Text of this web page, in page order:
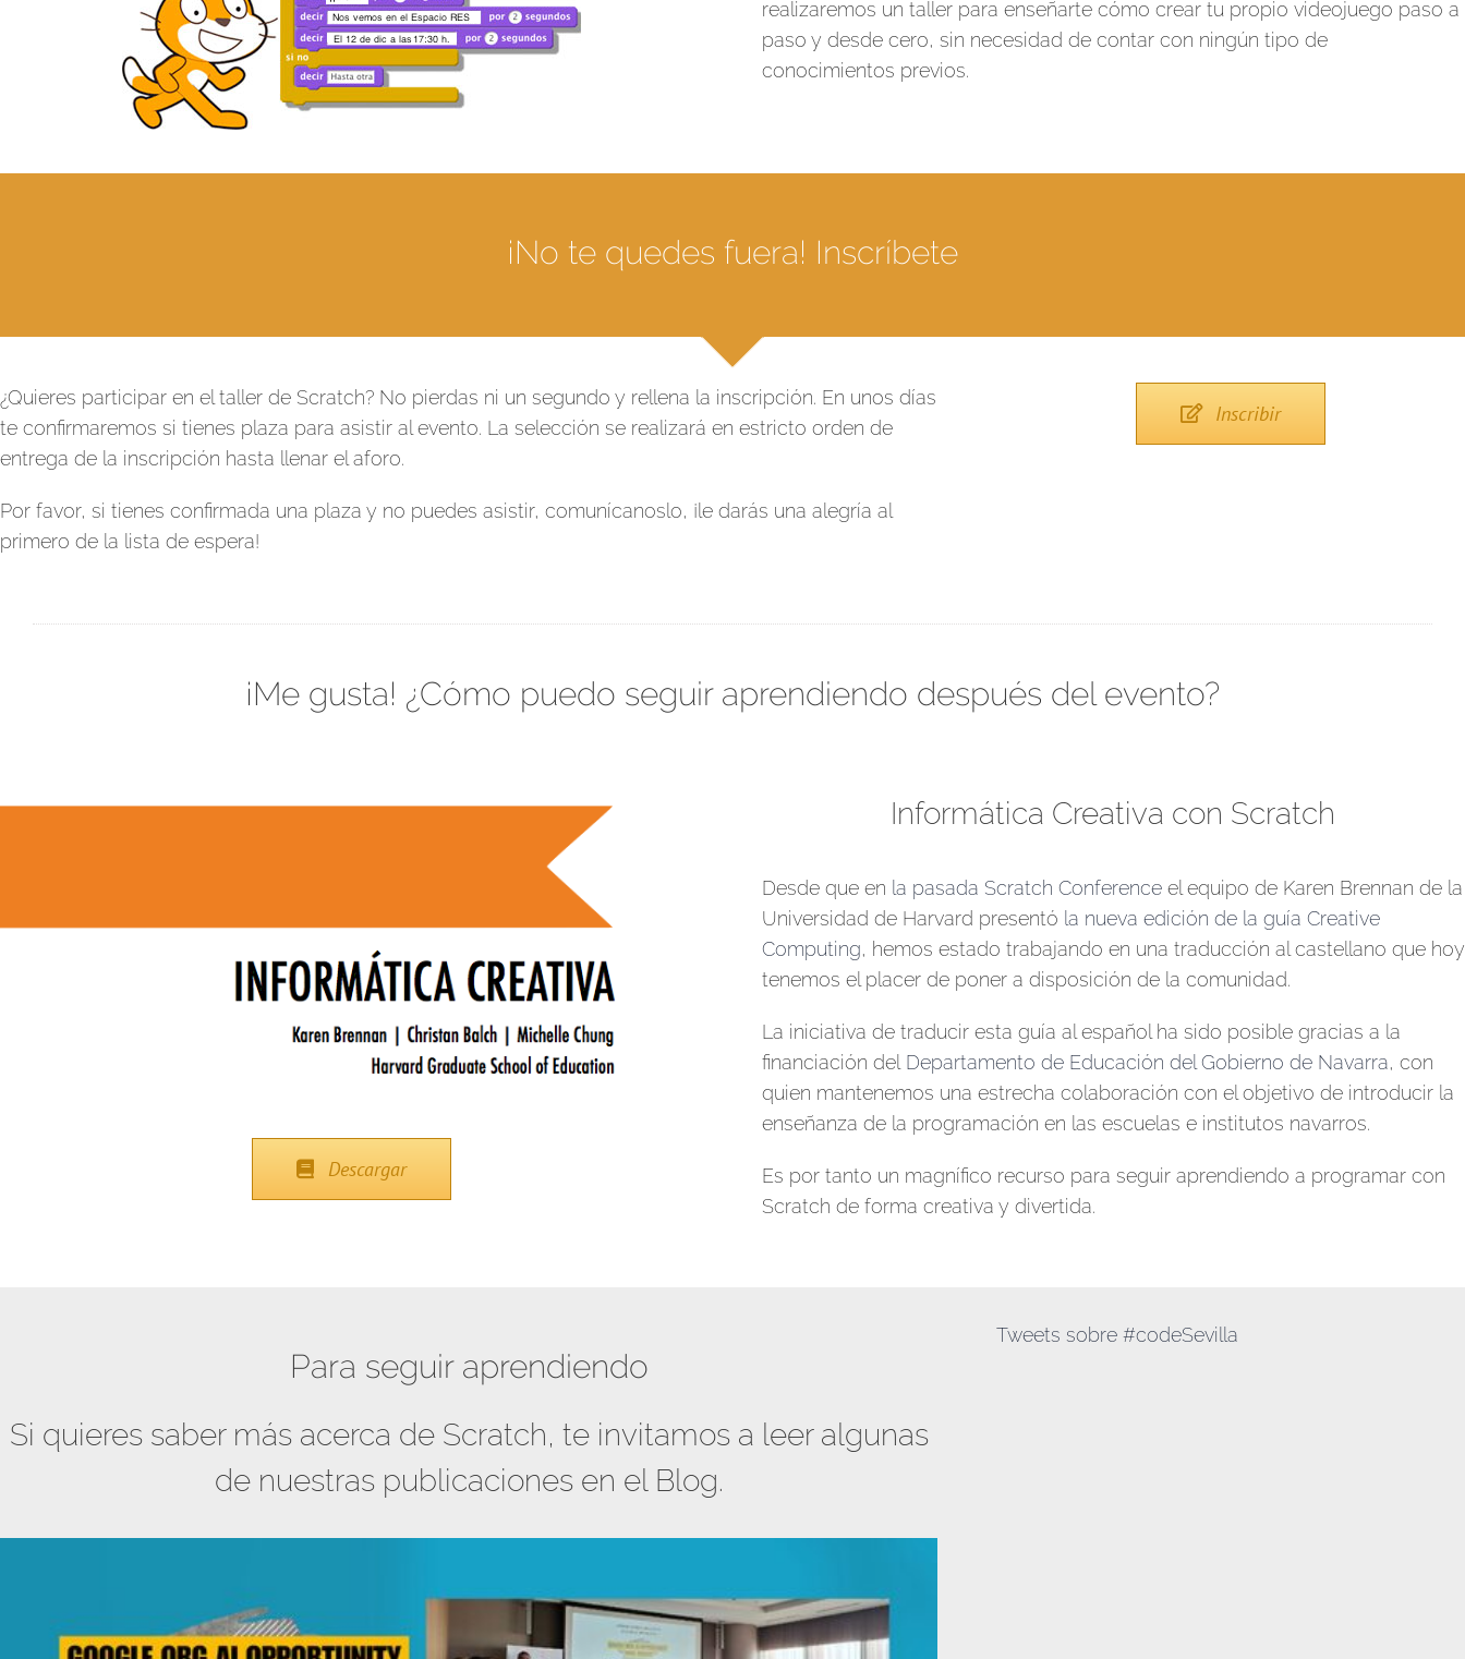
realizaremos un taller para enseñarte cómo crear tu propio videojuego paso a
paso y desde cero, sin necesidad de contar con ningún tipo de
conocimientos previos.
¡No te quedes fuera! Inscríbete
¿Quieres participar en el taller de Scratch? No pierdas ni un segundo y rellena la inscripción. En unos días
te confirmaremos si tienes plaza para asistir al evento. La selección se realizará en estricto orden de
entrega de la inscripción hasta llenar el aforo.
Por favor, si tienes confirmada una plaza y no puedes asistir, comunícanoslo, ¡le darás una alegría al
primero de la lista de espera!
Inscribir
¡Me gusta! ¿Cómo puedo seguir aprendiendo después del evento?
Descargar
Informática Creativa con Scratch
Desde que en la pasada Scratch Conferenceel equipo de Karen Brennan de la
Universidad de Harvard presentó la nueva edición de la guía Creative
Computing, hemos estado trabajando en una traducción al castellano que hoy
tenemos el placer de poner a disposición de la comunidad.
La iniciativa de traducir esta guía al español ha sido posible gracias a la
financiación del Departamento de Educación del Gobierno de Navarra, con
quien mantenemos una estrecha colaboración con el objetivo de introducir la
enseñanza de la programación en las escuelas e institutos navarros.
Es por tanto un magnífico recurso para seguir aprendiendo a programar con
Scratch de forma creativa y divertida.
Para seguir aprendiendo
Si quieres saber más acerca de Scratch, te invitamos a leer algunas
de nuestras publicaciones en el Blog.
Tweets sobre #codeSevilla